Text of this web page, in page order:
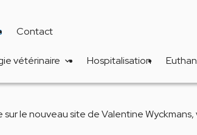
Contact
vétérinaire Hospitalisation
sur le nouveau site de Valentine